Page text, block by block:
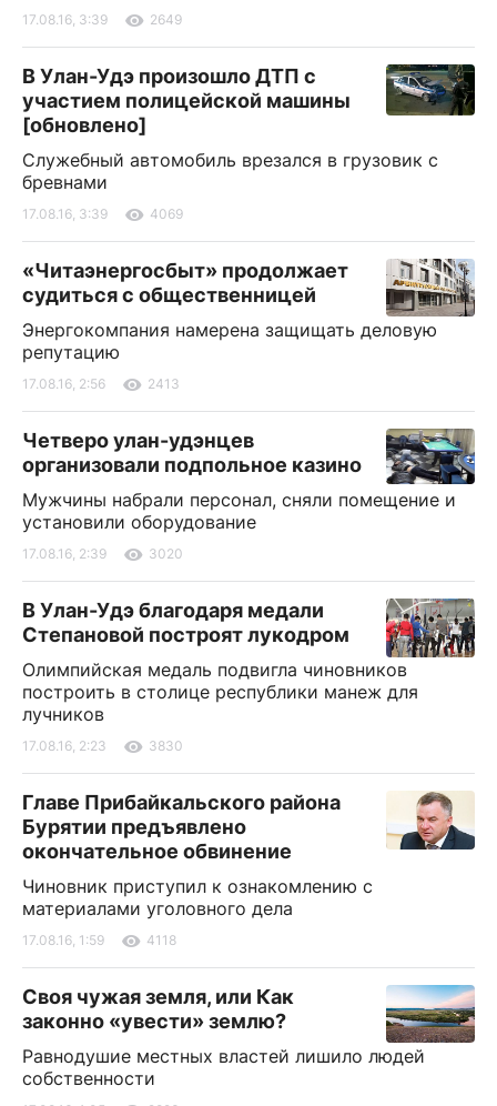
17.08.16, 3:39 2649
В Улан-Удэ произошло ДТП с
участием полицейской машины
[обновлено]
Служебный автомобиль врезался в грузовик с
бревнами
17.08.16, 3:39 4069
«Читаэнергосбыт» продолжает
судиться с общественницей
Энергокомпания намерена защищать деловую
репутацию
17.08.16, 2:56 2413
Четверо улан-удэнцев
организовали подпольное казино
Мужчины набрали персонал, сняли помещение и
установили оборудование
17.08.16, 2:39 3020
В Улан-Удэ благодаря медали
Степановой построят лукодром
Олимпийская медаль подвигла чиновников
построить в столице республики манеж для
лучников
17.08.16, 2:23 3830
Главе Прибайкальского района
Бурятии предъявлено
окончательное обвинение
Чиновник приступил к ознакомлению с
материалами уголовного дела
17.08.16, 1:59 4118
Своя чужая земля, или Как
законно «увести» землю?
Равнодушие местных властей лишило людей
собственности